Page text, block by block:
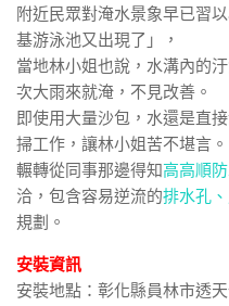
附近民眾對淹水景象早已習
基游泳池又出現了」，
當地林小姐也說，水溝內的
次大雨來就淹，不見改善。
即使用大量沙包，水還是直
掃工作，讓林小姐苦不堪言。
輾轉從同事那邊得知高高順
洽，包含容易逆流的排水孔
規劃。
安裝資訊
安裝地點：彰化縣員林市透